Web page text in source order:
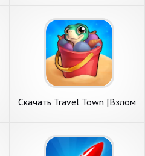
на Андроид
Скачать Travel Town [Взлом